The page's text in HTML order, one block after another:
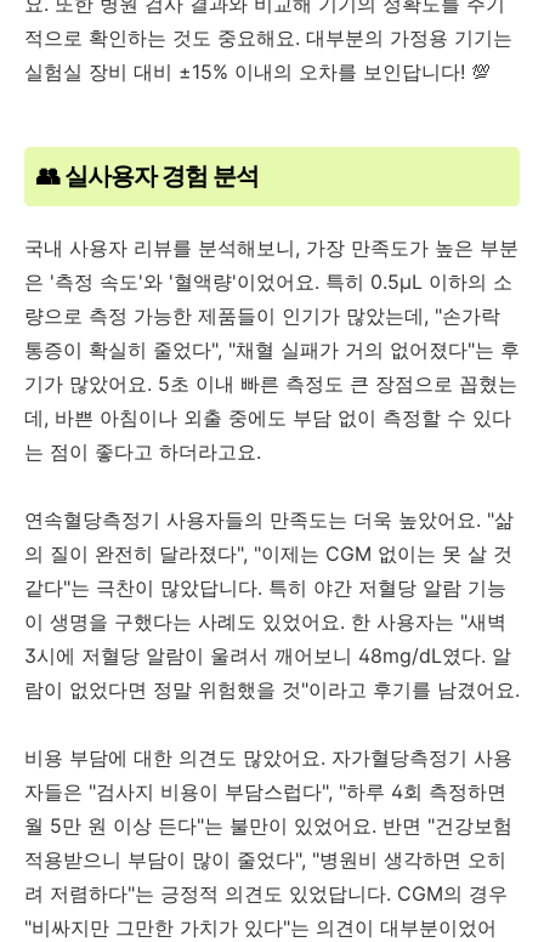
적으로 확인하는 것도 중요해요. 대부분의 가정용 기기는
실험실 장비 대비 ±15% 이내의 오차를 보인답니다! 💯
👥 실사용자 경험 분석
국내 사용자 리뷰를 분석해보니, 가장 만족도가 높은 부분
은 '측정 속도'와 '혈액량'이었어요. 특히 0.5μL 이하의 소
량으로 측정 가능한 제품들이 인기가 많았는데, "손가락
통증이 확실히 줄었다", "채혈 실패가 거의 없어졌다"는 후
기가 많았어요. 5초 이내 빠른 측정도 큰 장점으로 꼽혔는
데, 바쁜 아침이나 외출 중에도 부담 없이 측정할 수 있다
는 점이 좋다고 하더라고요.
연속혈당측정기 사용자들의 만족도는 더욱 높았어요. "삶
의 질이 완전히 달라졌다", "이제는 CGM 없이는 못 살 것
같다"는 극찬이 많았답니다. 특히 야간 저혈당 알람 기능
이 생명을 구했다는 사례도 있었어요. 한 사용자는 "새벽
3시에 저혈당 알람이 울려서 깨어보니 48mg/dL였다. 알
람이 없었다면 정말 위험했을 것"이라고 후기를 남겼어요.
비용 부담에 대한 의견도 많았어요. 자가혈당측정기 사용
자들은 "검사지 비용이 부담스럽다", "하루 4회 측정하면
월 5만 원 이상 든다"는 불만이 있었어요. 반면 "건강보험
적용받으니 부담이 많이 줄었다", "병원비 생각하면 오히
려 저렴하다"는 긍정적 의견도 있었답니다. CGM의 경우
"비싸지만 그만한 가치가 있다"는 의견이 대부분이었어